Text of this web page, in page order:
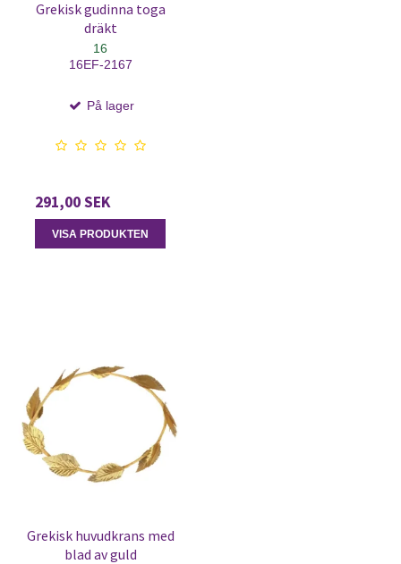
Grekisk gudinna toga
dräkt
16
16EF-2167
På lager
291,00 SEK
VISA PRODUKTEN
Grekisk huvudkrans med
blad av guld